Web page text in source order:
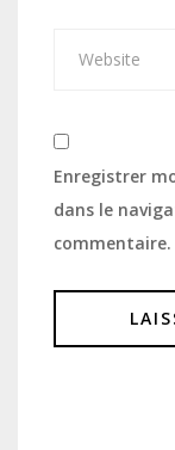
Enregistrer
dans le
commentaire.